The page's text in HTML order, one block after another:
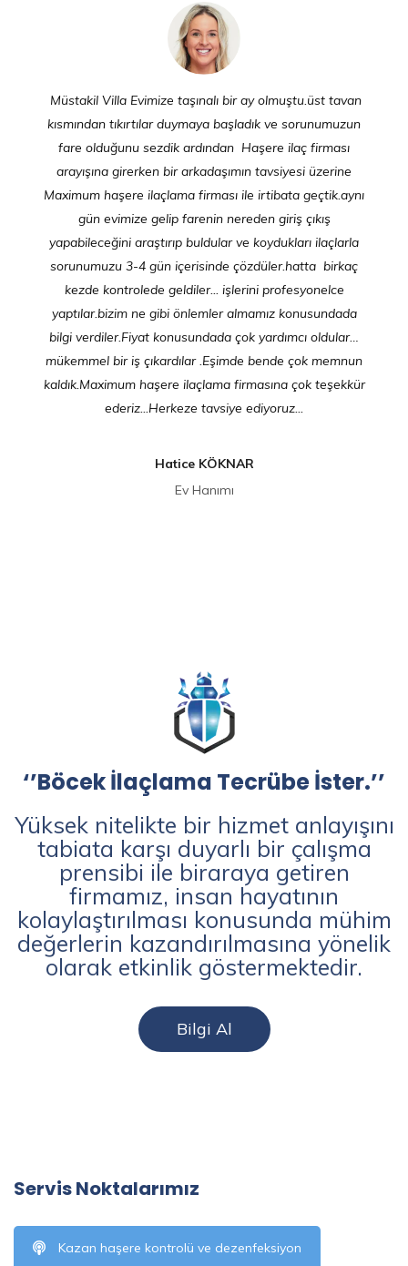
Müstakil Villa Evimize taşınalı bir ay olmuştu.üst tavan
kısmından tıkırtılar duymaya başladık ve sorunumuzun
fare olduğunu sezdik ardından Haşere ilaç firması
arayışına girerken bir arkadaşımın tavsiyesi üzerine
Maximum haşere ilaçlama firması ile irtibata geçtik.aynı
gün evimize gelip farenin nereden giriş çıkış
yapabileceğini araştırıp buldular ve koydukları ilaçlarla
sorunumuzu 3-4 gün içerisinde çözdüler.hatta birkaç
kezde kontrolede geldiler... işlerini profesyonelce
yaptılar.bizim ne gibi önlemler almamız konusundada
bilgi verdiler.Fiyat konusundada çok yardımcı oldular…
mükemmel bir iş çıkardılar .Eşimde bende çok memnun
kaldık.Maximum haşere ilaçlama firmasına çok teşekkür
ederiz...Herkeze tavsiye ediyoruz...
Hatice KÖKNAR
Ev Hanımı
‘’Böcek İlaçlama Tecrübe İster.’’
Yüksek nitelikte bir hizmet anlayışını
tabiata karşı duyarlı bir çalışma
prensibi ile biraraya getiren
firmamız, insan hayatının
kolaylaştırılması konusunda mühim
değerlerin kazandırılmasına yönelik
olarak etkinlik göstermektedir.
Bilgi Al
Servis Noktalarımız
Kazan haşere kontrolü ve dezenfeksiyon